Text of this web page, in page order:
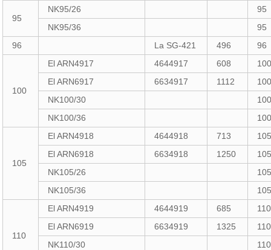
95
NK95/26
95
NK95/36
95
96
La SG-421 496 96
100
El ARN4917 4644917 608
El ARN6917
6634917 1112
NK100/30
NK100/36
105
El ARN4918 4644918 713
El ARN6918
6634918 1250
NK105/26
NK105/36
110
El ARN4919 4644919 685
110
El ARN6919
6634919 1325
110
NK110/30
110